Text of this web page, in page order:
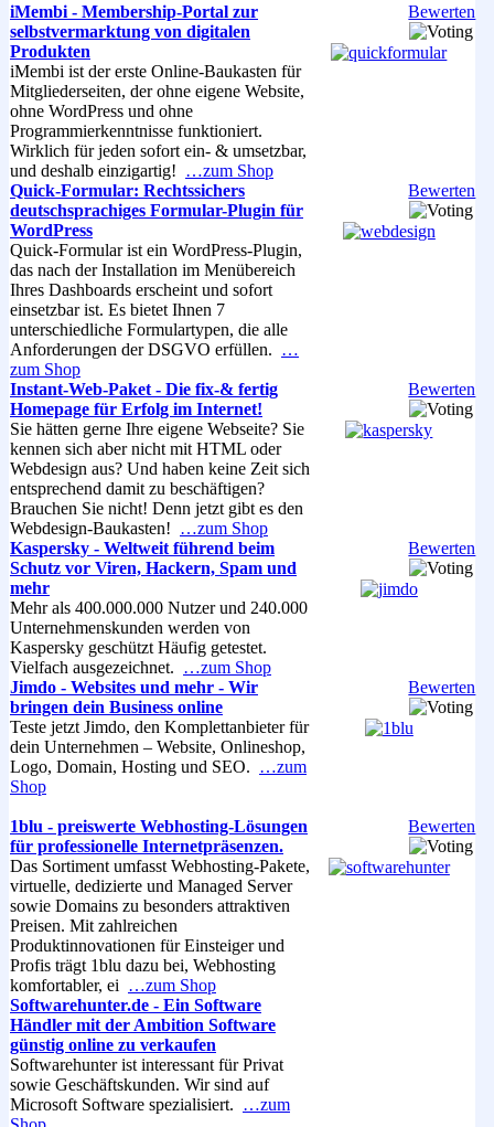
iMembi - Membership-Portal zur
selbstvermarktung von digitalen
Produkten
iMembi ist der erste Online-Baukasten für
Mitgliederseiten, der ohne eigene Website,
ohne WordPress und ohne
Programmierkenntnisse funktioniert.
Wirklich für jeden sofort ein- & umsetzbar,
und deshalb einzigartig! …zum Shop
Bewerten
Quick-Formular: Rechtssichers
deutschsprachiges Formular-Plugin für
WordPress
Quick-Formular ist ein WordPress-Plugin,
das nach der Installation im Menübereich
Ihres Dashboards erscheint und sofort
einsetzbar ist. Es bietet Ihnen 7
unterschiedliche Formulartypen, die alle
Anforderungen der DSGVO erfüllen. …
zum Shop
Bewerten
Instant-Web-Paket - Die fix-& fertig
Homepage für Erfolg im Internet!
Sie hätten gerne Ihre eigene Webseite? Sie
kennen sich aber nicht mit HTML oder
Webdesign aus? Und haben keine Zeit sich
entsprechend damit zu beschäftigen?
Brauchen Sie nicht! Denn jetzt gibt es den
Webdesign-Baukasten! …zum Shop
Bewerten
Kaspersky - Weltweit führend beim
Schutz vor Viren, Hackern, Spam und
mehr
Mehr als 400.000.000 Nutzer und 240.000
Unternehmenskunden werden von
Kaspersky geschützt Häufig getestet.
Vielfach ausgezeichnet. …zum Shop
Bewerten
Jimdo - Websites und mehr - Wir
bringen dein Business online
Teste jetzt Jimdo, den Komplettanbieter für
dein Unternehmen – Website, Onlineshop,
Logo, Domain, Hosting und SEO. …zum
Shop
Bewerten
1blu - preiswerte Webhosting-Lösungen
für professionelle Internetpräsenzen.
Das Sortiment umfasst Webhosting-Pakete,
virtuelle, dedizierte und Managed Server
sowie Domains zu besonders attraktiven
Preisen. Mit zahlreichen
Produktinnovationen für Einsteiger und
Profis trägt 1blu dazu bei, Webhosting
komfortabler, ei …zum Shop
Bewerten
Softwarehunter.de - Ein Software
Händler mit der Ambition Software
günstig online zu verkaufen
Softwarehunter ist interessant für Privat
sowie Geschäftskunden. Wir sind auf
Microsoft Software spezialisiert. …zum